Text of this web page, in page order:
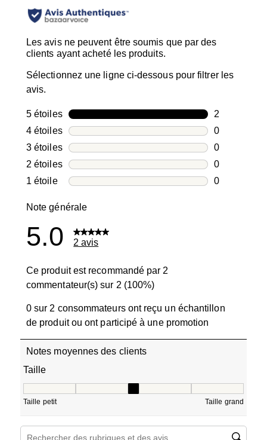
Les avis ne peuvent être soumis que par des
clients ayant acheté les produits.
Sélectionnez une ligne ci-dessous pour filtrer les
avis.
5 étoilesétoiles
2
2 avis avec
4 étoilesétoiles
0
0 avis avec
3 étoilesétoiles
0
0 avis avec
2 étoilesétoiles
0
0 avis avec
1 étoileétoiles
0
Note générale
5.0 2 avis
Ce produit est recommandé par 2
commentateur(s) sur 2 (100%)
0 sur 2 consommateurs ont reçu un échantillon
de produit ou ont participé à une promotion
Notes moyennes des clients
Taille
Taille petit Taille grand
Zone de recherche de sujet et d'avis